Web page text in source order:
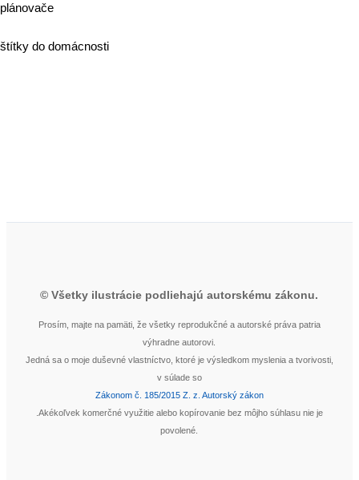
plánovače
štítky do domácnosti
© Všetky ilustrácie podliehajú autorskému zákonu.
Prosím, majte na pamäti, že všetky reprodukčné a autorské práva patria
výhradne autorovi.
Jedná sa o moje duševné vlastníctvo, ktoré je výsledkom myslenia a tvorivosti,
v súlade so
Zákonom č. 185/2015 Z. z. Autorský zákon
.Akékoľvek komerčné využitie alebo kopírovanie bez môjho súhlasu nie je
povolené.